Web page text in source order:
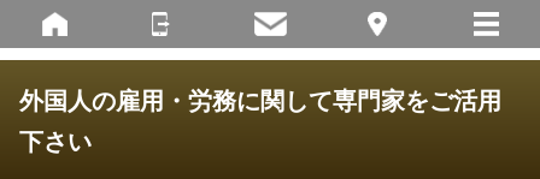
外国人の雇用・労務に関して専門家をご活用
下さい